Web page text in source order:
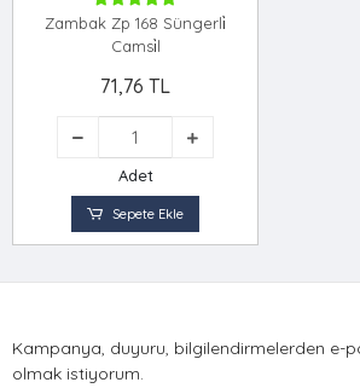
Zambak Zp 168 Süngerli̇
Camsi̇l
71,76 TL
Adet
Sepete Ekle
Kampanya, duyuru, bilgilendirmelerden e-
olmak istiyorum.